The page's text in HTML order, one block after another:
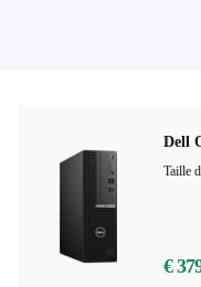
Les produits
catégories
Dell